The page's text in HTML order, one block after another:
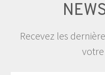
Recevez les